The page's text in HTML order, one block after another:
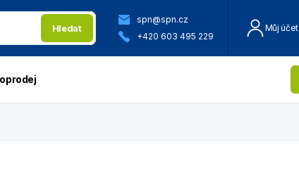
Hledat
spn@spn.cz
+420 603 495 229
Můj účet